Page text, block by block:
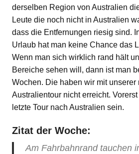
derselben Region von Australien
Leute die noch nicht in Australien
dass die Entfernungen riesig sind.
Urlaub hat man keine Chance das
Wenn man sich wirklich rand hält
Bereiche sehen will, dann ist man
Wochen. Die haben wir mit unserer
Australientour nicht erreicht.
letzte Tour nach Australien sein.
Zitat der Woche:
Am Fahrbahnrand tauchen